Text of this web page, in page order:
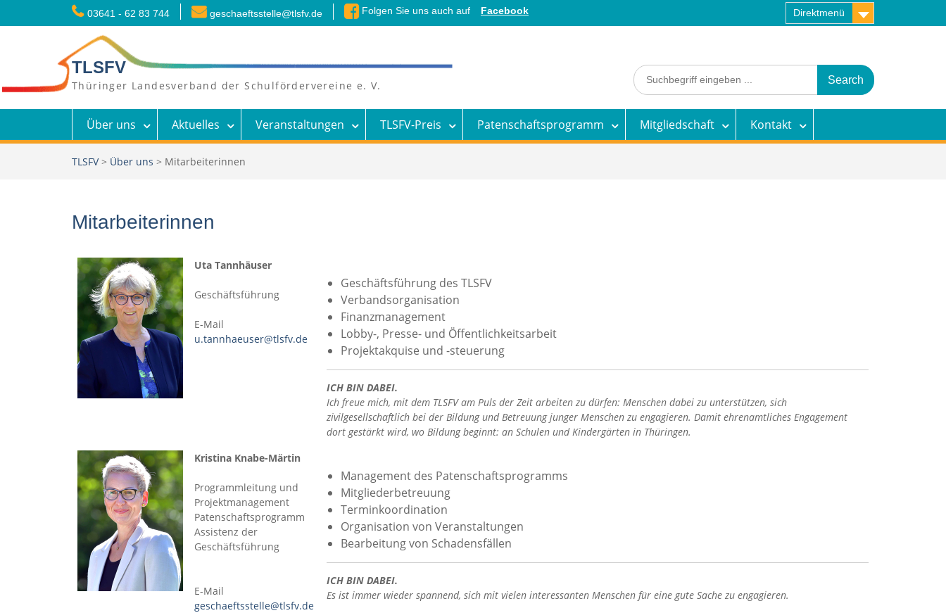
03641 - 62 83 744 geschaeftsstelle@tlsfv.de Folgen Sie uns auch auf Facebook Direktmenü
TLSFV
Thüringer Landesverband der Schulfördervereine e. V.
Search
for:
Über uns Aktuelles Veranstaltungen TLSFV-Preis Patenschaftsprogramm Mitgliedschaft Kontakt
TLSFV> Über uns > Mitarbeiterinnen
Mitarbeiterinnen
Uta Tannhäuser
Geschäftsführung
E-Mail
u.tannhaeuser@tlsfv.de
Geschäftsführung des TLSFV
Verbandsorganisation
Finanzmanagement
Lobby-, Presse- und Öffentlichkeitsarbeit
Projektakquise und -steuerung
ICH BIN DABEI.
Ich freue mich, mit dem TLSFV am Puls der Zeit arbeiten zu dürfen: Menschen dabei zu unterstützen, sich
zivilgesellschaftlich bei der Bildung und Betreuung junger Menschen zu engagieren. Damit ehrenamtliches Engagement
dort gestärkt wird, wo Bildung beginnt: an Schulen und Kindergärten in Thüringen.
Kristina Knabe-Märtin
Programmleitung und
Projektmanagement
Patenschaftsprogramm
Assistenz der
Geschäftsführung
E-Mail
geschaeftsstelle@tlsfv.de
Management des Patenschaftsprogramms
Mitgliederbetreuung
Terminkoordination
Organisation von Veranstaltungen
Bearbeitung von Schadensfällen
ICH BIN DABEI.
Es ist immer wieder spannend, sich mit vielen interessanten Menschen für eine gute Sache zu engagieren.